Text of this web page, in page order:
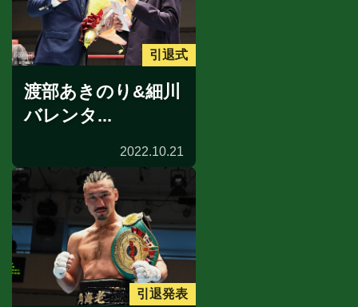
引退式
渡部あきのり&細川
バレンタ...
2022.10.21
引退発表